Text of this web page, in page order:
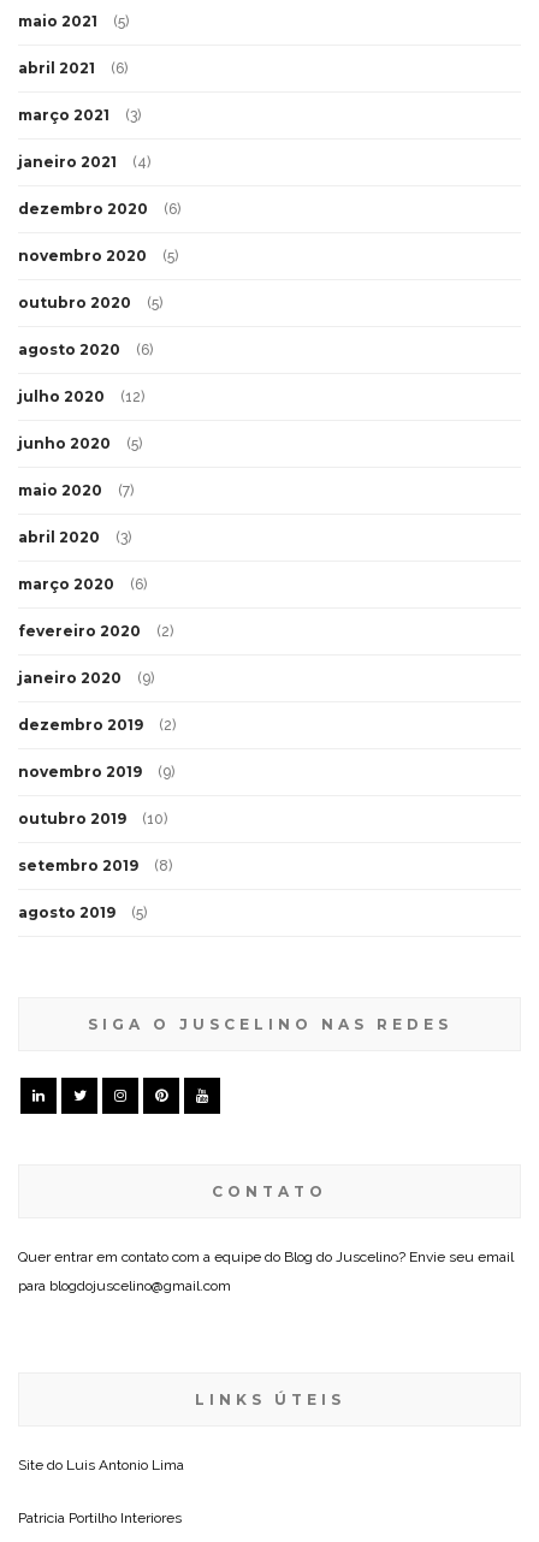
maio 2021 (5)
abril 2021 (6)
março 2021 (3)
janeiro 2021 (4)
dezembro 2020 (6)
novembro 2020 (5)
outubro 2020 (5)
agosto 2020 (6)
julho 2020 (12)
junho 2020 (5)
maio 2020 (7)
abril 2020 (3)
março 2020 (6)
fevereiro 2020 (2)
janeiro 2020 (9)
dezembro 2019 (2)
novembro 2019 (9)
outubro 2019 (10)
setembro 2019 (8)
agosto 2019 (5)
SIGA O JUSCELINO NAS REDES
CONTATO
Quer entrar em contato com a equipe do Blog do Juscelino? Envie seu email
para blogdojuscelino@gmail.com
LINKS ÚTEIS
Site do Luis Antonio Lima
Patricia Portilho Interiores